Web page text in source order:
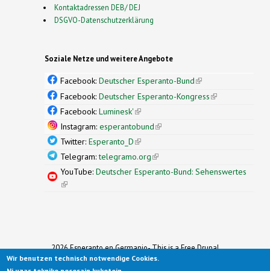
Kontaktadressen DEB/ DEJ
DSGVO-Datenschutzerklärung
Soziale Netze und weitere Angebote
Facebook: Deutscher Esperanto-Bund(link is
external)
Facebook: Deutscher Esperanto-Kongress(link is
Facebook: Luminesk'(link is external)
Instagram: esperantobund(link is external)
Twitter: Esperanto_D(link is external)
Telegram:telegramo.org(link is external)
YouTube: Deutscher Esperanto-Bund: Sehenswertes
(link is external)
2026 Esperanto en Germanio- This is a Free Drupal
Theme
Ported to Drupal for the Open Source Community by
Wir benutzen technisch notwendige Cookies.